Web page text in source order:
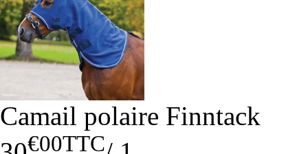
Camail polaire Finntack
€00TTC